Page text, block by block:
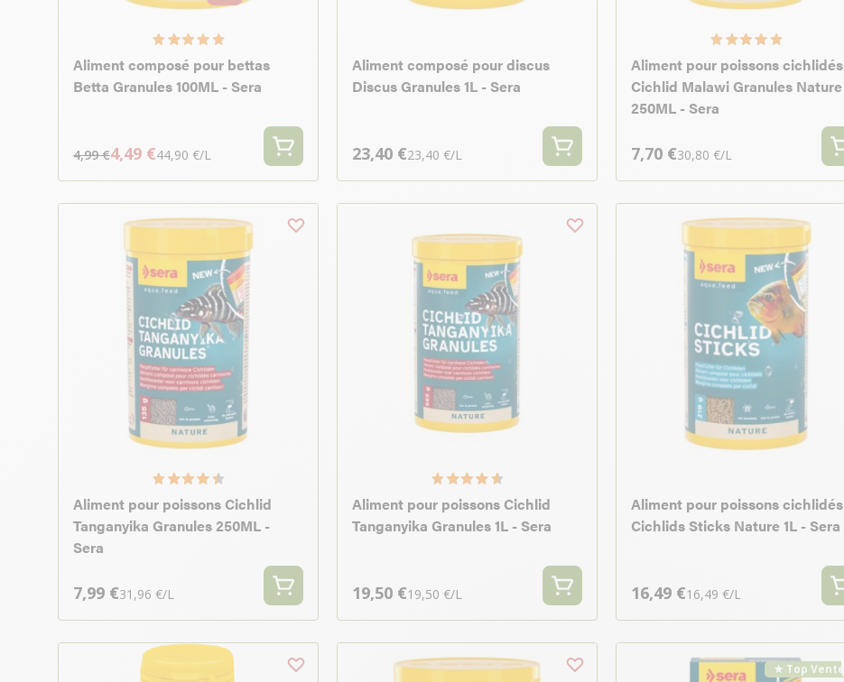
Aliment composé pour bettas
Betta Granules 100ML - Sera
4,99 €4,49 €44,90 €/L
Aliment composé pour discus
Discus Granules 1L - Sera
23,40 €23,40 €/L
Aliment pour poissons cichlidés
Cichlid Malawi Granules Nature
250ML - Sera
7,70 €30,80 €/L
Aliment pour poissons Cichlid
Tanganyika Granules 250ML -
Sera
7,99 €31,96 €/L
Aliment pour poissons Cichlid
Tanganyika Granules 1L - Sera
19,50 €19,50 €/L
Aliment pour poissons cichlidés
Cichlids Sticks Nature 1L - Sera
16,49 €16,49 €/L
★ Top Vente